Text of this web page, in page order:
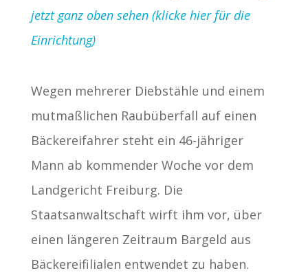
jetzt ganz oben sehen (klicke hier für die
Einrichtung)
Wegen mehrerer Diebstähle und einem
mutmaßlichen Raubüberfall auf einen
Bäckereifahrer steht ein 46-jähriger
Mann ab kommender Woche vor dem
Landgericht Freiburg. Die
Staatsanwaltschaft wirft ihm vor, über
einen längeren Zeitraum Bargeld aus
Bäckereifilialen entwendet zu haben.